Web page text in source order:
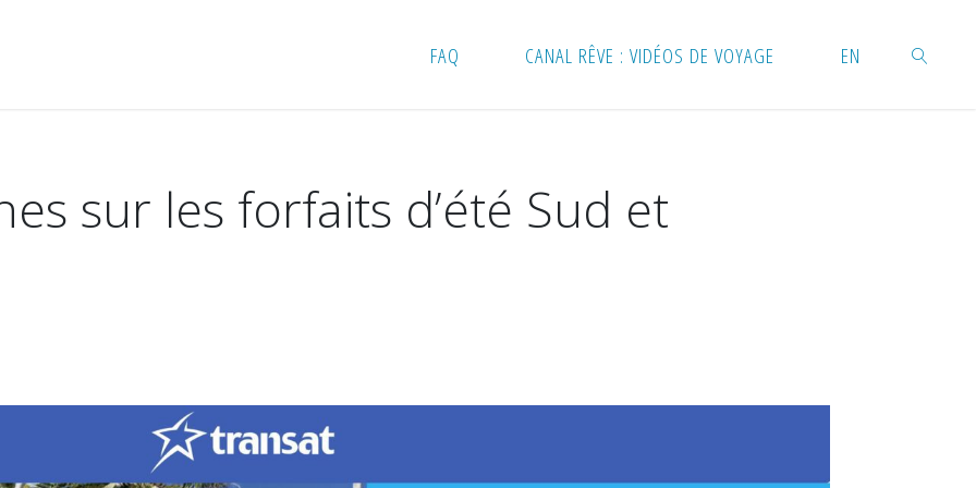
FAQ CANAL RÊVE : VIDÉOS DE VOYAGE EN
sur les forfaits d’été Sud et